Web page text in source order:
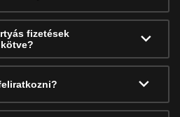
fizetések